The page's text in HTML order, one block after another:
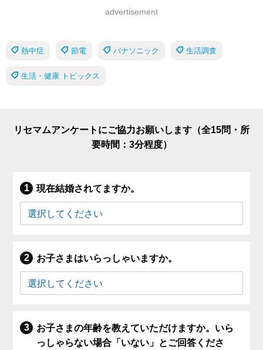
advertisement
熱中症 節電 パナソニック 生活調査
生活・健康 トピックス
リセマムアンケートにご協力お願いします（全15問・所
要時間：3分程度）
現在結婚されてますか。
お子さまはいらっしゃいますか。
お子さまの年齢を教えていただけますか。いら
っしゃらない場合「いない」とご回答くださ